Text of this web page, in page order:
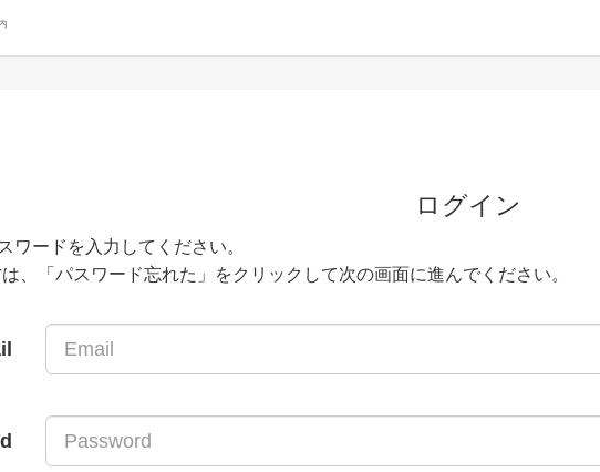
ログイン
ワードを入力してください。
、「パスワード忘れた」をクリックして次の画面に進んでください。